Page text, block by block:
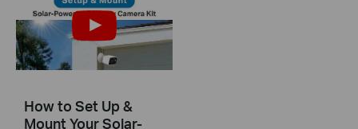
How to Set Up &
Mount Your Solar-